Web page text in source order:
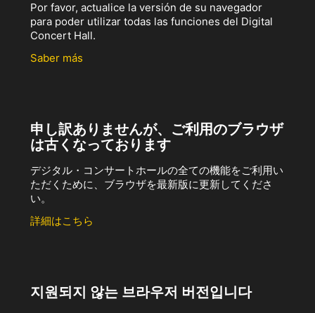
Por favor, actualice la versión de su navegador
para poder utilizar todas las funciones del Digital
Concert Hall.
Saber más
申し訳ありませんが、ご利用のブラウザ
は古くなっております
デジタル・コンサートホールの全ての機能をご利用い
ただくために、ブラウザを最新版に更新してくださ
い。
詳細はこちら
지원되지 않는 브라우저 버전입니다